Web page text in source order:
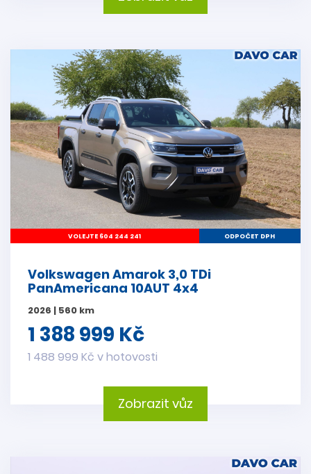
VOLEJTE 604 244 241 ODPOČET DPH
Volkswagen Amarok 3,0 TDi
PanAmericana 10AUT 4x4
2026 | 560 km
1 388 999 Kč
1 488 999 Kč v hotovosti
Zobrazit vůz